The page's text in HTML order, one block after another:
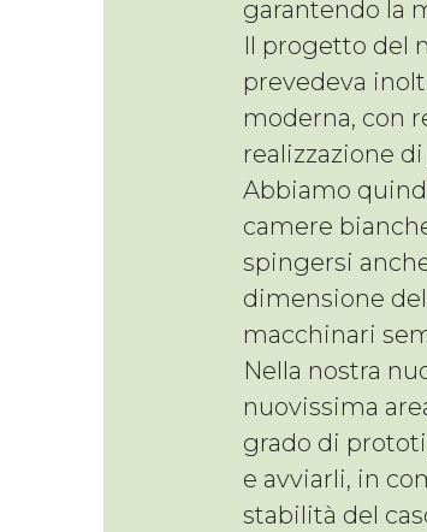
garantendo la
Il progetto del
prevedeva
moderna, con
realizzazione
Abbiamo
camere
spingersi
dimensione
macchinari
Nella nostra
nuovissima
grado di
e avviarli, in
stabilità del